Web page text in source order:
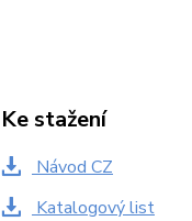
Ke stažení
Návod CZ
Katalogový list